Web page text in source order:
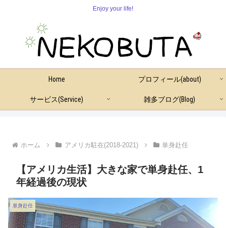
Enjoy your life!
Home プロフィール(about)
サービス(Service) 雑多ブログ(Blog)
ホーム アメリカ駐在(2018-2021) 単身赴任
【アメリカ生活】大きな家で単身赴任、1
年経過後の現状
単身赴任